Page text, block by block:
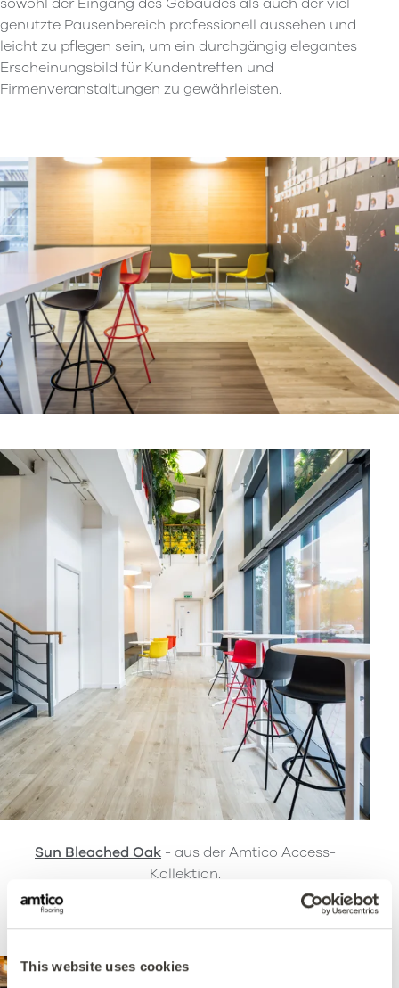
This website uses cookies
sowohl der Eingang des Gebäudes als auch der viel
genutzte Pausenbereich professionell aussehen und
leicht zu pflegen sein, um ein durchgängig elegantes
Erscheinungsbild für Kundentreffen und
Firmenveranstaltungen zu gewährleisten.
Sun Bleached Oak - aus der Amtico Access-
Kollektion.